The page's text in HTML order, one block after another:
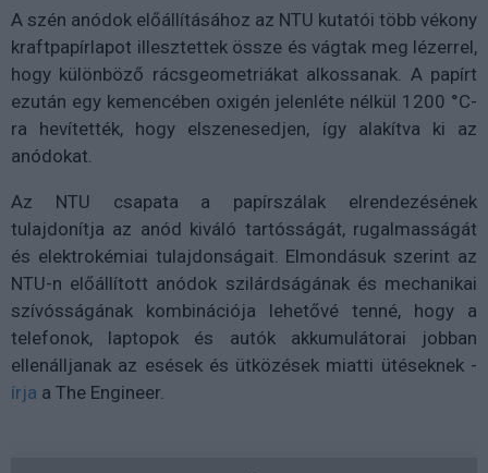
A szén anódok előállításához az NTU kutatói több vékony
kraftpapírlapot illesztettek össze és vágtak meg lézerrel,
hogy különböző rácsgeometriákat alkossanak. A papírt
ezután egy kemencében oxigén jelenléte nélkül 1200 °C-
ra hevítették, hogy elszenesedjen, így alakítva ki az
anódokat.
Az NTU csapata a papírszálak elrendezésének
tulajdonítja az anód kiváló tartósságát, rugalmasságát
és elektrokémiai tulajdonságait. Elmondásuk szerint az
NTU-n előállított anódok szilárdságának és mechanikai
szívósságának kombinációja lehetővé tenné, hogy a
telefonok, laptopok és autók akkumulátorai jobban
ellenálljanak az esések és ütközések miatti ütéseknek -
írja a The Engineer.